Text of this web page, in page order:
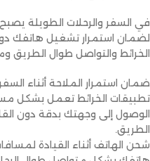
في السفر والرحلات الطويلة
لضمان استمرار تشغيل هاتفك
الخرائط والتواصل طوال الطريق
ضمان استمرار الملاحة أثناء
تطبيقات الخرائط تعمل بشكل
الوصول إلى وجهتك بدقة دون
الطريق.
شحن الهاتف أثناء القيادة